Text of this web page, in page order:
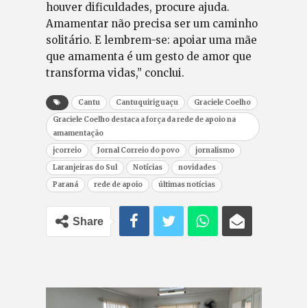
houver dificuldades, procure ajuda.
Amamentar não precisa ser um caminho
solitário. E lembrem-se: apoiar uma mãe
que amamenta é um gesto de amor que
transforma vidas,” conclui.
Cantu Cantuquiriguaçu
Graciele Coelho
Graciele Coelho destaca a força da rede de apoio na
amamentação
jcorreio
Jornal Correio do povo
jornalismo
Laranjeiras do Sul
Notícias
novidades
Paraná
rede de apoio últimas notícias
Share